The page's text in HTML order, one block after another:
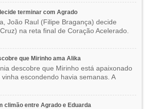
terminar com Agrado
João Raul (Filipe Bragança) decide
na reta final de Coração Acelerado.
que Mirinho ama Alika
descobre que Mirinho está apaixonado
escondendo havia semanas. A
climão entre Agrado e Eduarda